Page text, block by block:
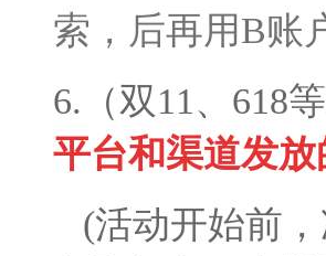
索，后再用B账
6.（双11、618
平台和渠道发放
(活动开始前